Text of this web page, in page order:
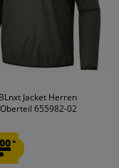
Jacket Herren
655982-02
00*